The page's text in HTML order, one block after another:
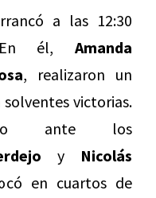
a las 12:30
En él, Amanda
, realizaron un
victorias.
ante los
y Nicolás
en cuartos de